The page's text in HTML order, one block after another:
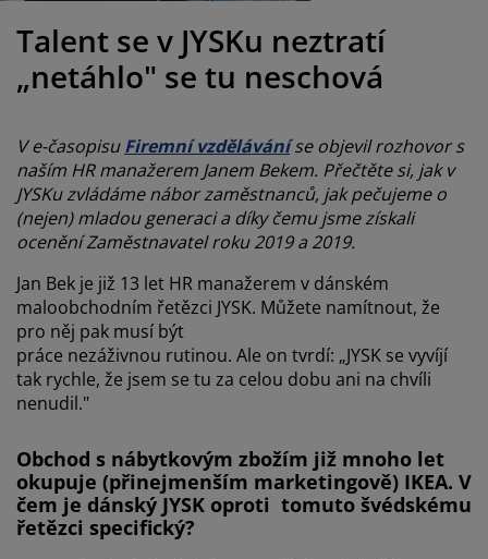
skříněrámy s úložným prostorem
matrace
postele
o nábytek/doplňky
osvětlení
mazlíčky
Talent se v JYSKu neztratí
„netáhlo" se tu neschová
V e-časopisuFiremní vzděláváníse objevil rozhovor s
naším HR manažerem Janem Bekem. Přečtěte si, jak v
JYSKu zvládáme nábor zaměstnanců, jak pečujeme o
(nejen) mladou generaci a díky čemu jsme získali
ocenění Zaměstnavatel roku 2019 a 2019.
Jan Bek je již 13 let HR manažerem v dánském
maloobchodním řetězci JYSK. Můžete namítnout, že
pro něj pak musí být
práce nezáživnou rutinou. Ale on tvrdí: „JYSK se vyvíjí
tak rychle, že jsem se tu za celou dobu ani na chvíli
nenudil."
Obchod s nábytkovým zbožím již mnoho let
okupuje (přinejmenším marketingově) IKEA. V
čem je dánský JYSK oproti tomuto švédskému
řetězci specifický?